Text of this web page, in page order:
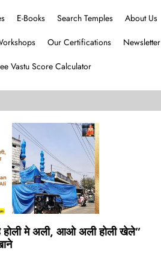
E-Books Search Temples About Us
Our Certifications
Newsletter
Vastu Score Calculator
होली मे अली, आओ अली होली खेले”